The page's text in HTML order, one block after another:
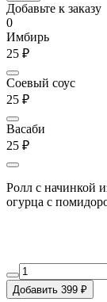
Добавьте к заказу
0
Имбирь
25 ₽
Соевый соус
25 ₽
Васаби
25 ₽
Ролл с начинкой
огурца с
Добавить 399 ₽